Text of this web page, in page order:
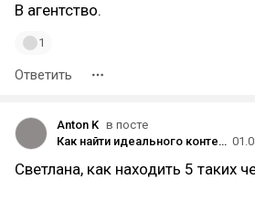
В агентство.
1
Ответить
Anton K в посте
Как найти идеального контент-директора: история одного найма
Светлана, как находить 5 таких